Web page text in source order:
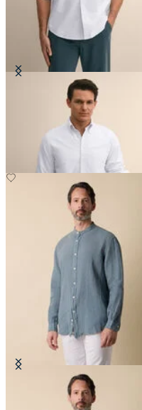
Chemise Regular Fit en Oxford
avec col Button Down
Chemise Regular Fit en Lin avec